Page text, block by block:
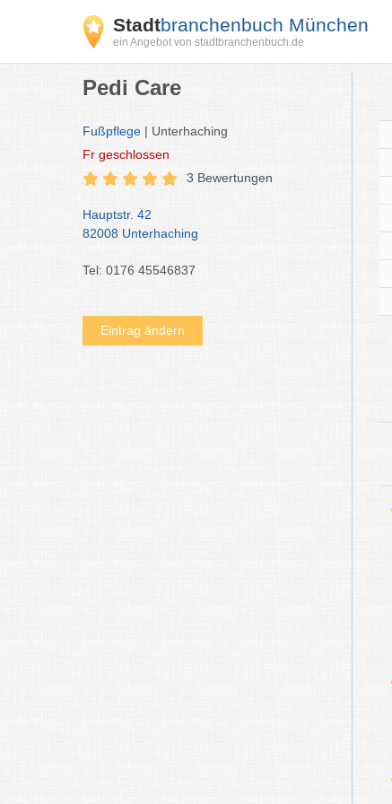
Stadtbranchenbuch München
ein Angebot von stadtbranchenbuch.de
Pedi Care
Fußpflege | Unterhaching
Fr geschlossen
3 Bewertungen
Hauptstr. 42
82008 Unterhaching
Tel: 0176 45546837
Eintrag ändern